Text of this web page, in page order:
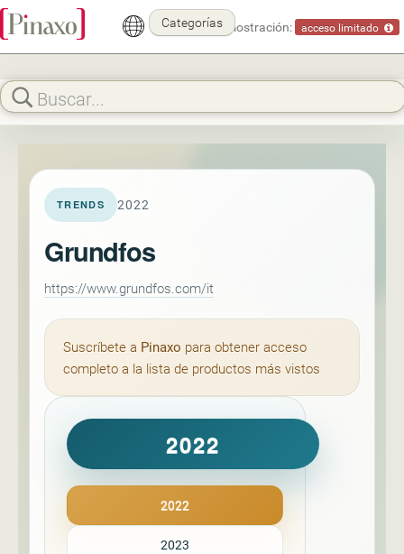
Modo demostración: acceso limitado
Categorías
TRENDS 2022
Grundfos
https://www.grundfos.com/it
Suscríbete a Pinaxo para obtener acceso
completo a la lista de productos más vistos
2022
2022
2023